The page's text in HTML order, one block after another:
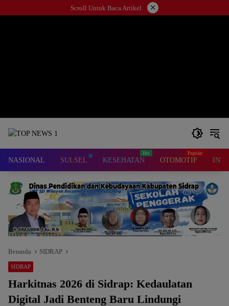
ke
Scroll Untuk Baca Artikel ×
NASIONAL SULSEL KESEHATAN OTOMOTIF
Beranda SIDRAP
SIDRAP
Harkitnas 2026 di Sidrap: Kedaulatan
Digital Jadi Benteng Baru Lindungi